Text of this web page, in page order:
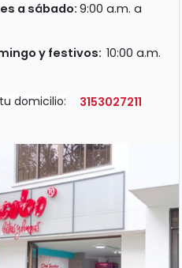
a sábado: 9:00 a.m. a
y festivos: 10:00 a.m.
domicilio: 3153027211